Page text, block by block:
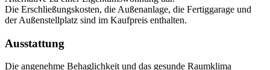
Die Erschließungskosten, die Außenanlage, die Fertiggarage und
der Außenstellplatz sind im Kaufpreis enthalten.
Ausstattung
Die angenehme Behaglichkeit und das gesunde Raumklima